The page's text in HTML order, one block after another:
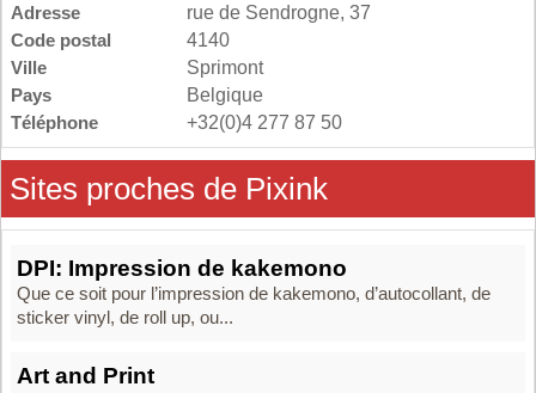
Adresse
rue de Sendrogne, 37
Code postal
4140
Ville
Sprimont
Pays
Belgique
Téléphone
+32(0)4 277 87 50
Sites proches de Pixink
DPI: Impression de kakemono
Que ce soit pour l’impression de kakemono, d’autocollant, de
sticker vinyl, de roll up, ou...
Art and Print